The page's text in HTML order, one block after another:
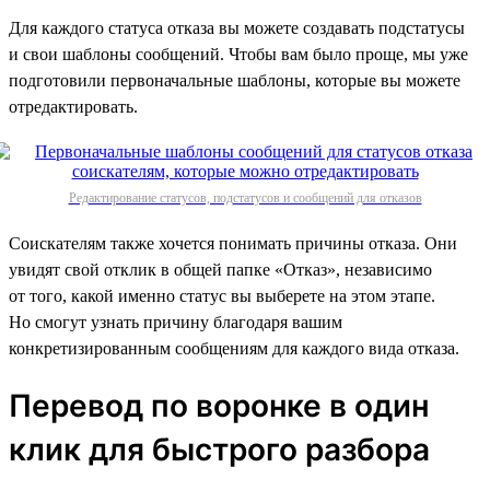
Для каждого статуса отказа вы можете создавать подстатусы
и свои шаблоны сообщений. Чтобы вам было проще, мы уже
подготовили первоначальные шаблоны, которые вы можете
отредактировать.
Редактирование статусов, подстатусов и сообщений для отказов
Соискателям также хочется понимать причины отказа. Они
увидят свой отклик в общей папке «Отказ», независимо
от того, какой именно статус вы выберете на этом этапе.
Но смогут узнать причину благодаря вашим
конкретизированным сообщениям для каждого вида отказа.
Перевод по воронке в один
клик для быстрого разбора